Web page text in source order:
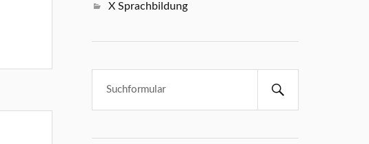
X Sprachbildung